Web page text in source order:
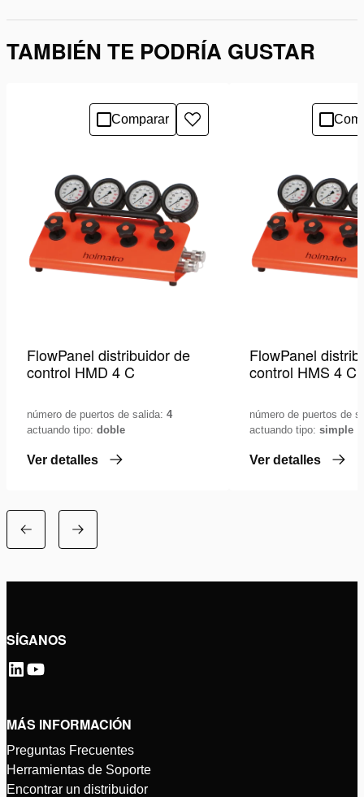
TAMBIÉN TE PODRÍA GUSTAR
Comparar
Añadir
a
deseos
FlowPanel distribuidor de
control HMD 4 C
número de puertos de salida: 4
actuando tipo: doble
Ver detalles
FlowPanel
control HMS 4 C
número de puertos de
actuando tipo: simple
Ver detalles
SÍGANOS
MÁS INFORMACIÓN
Preguntas Frecuentes
Herramientas de Soporte
Encontrar un distribuidor